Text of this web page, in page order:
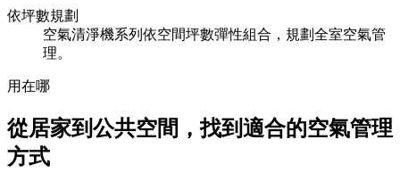
依坪數規劃
空氣清淨機系列依空間坪數彈性組合，規劃全室空氣管
理。
用在哪
從居家到公共空間，找到適合的空氣管理
方式